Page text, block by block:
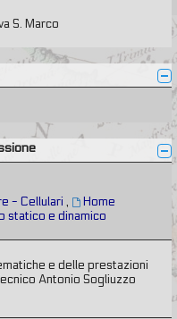
S. Marco
- Cellulari ,
Home
statico e dinamico
e delle prestazioni
Antonio Sogliuzzo